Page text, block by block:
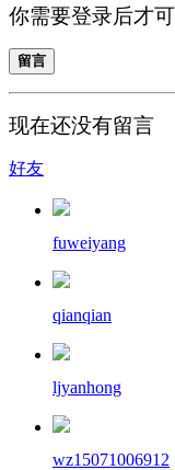
你需要登录后才
留言
现在还没有留言
好友
fuweiyang
qianqian
ljyanhong
wz15071006912